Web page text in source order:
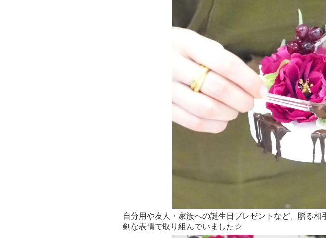
自分用や友人・家族への誕生日プレゼントなど、贈る
剣な表情で取り組んでいました☆